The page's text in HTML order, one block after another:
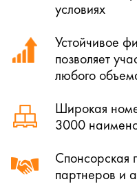
условиях
Устойчивое
позволяет
любого
Широкая
3000
Спонсорская
партнеров и